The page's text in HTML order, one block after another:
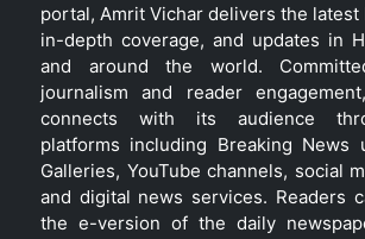
portal, Amrit Vichar delivers the latest
in-depth coverage, and updates in
and around the world.
journalism and reader
connects with its audience
platforms including Breaking News
Galleries, YouTube channels, social
and digital news services. Readers
the e-version of the daily